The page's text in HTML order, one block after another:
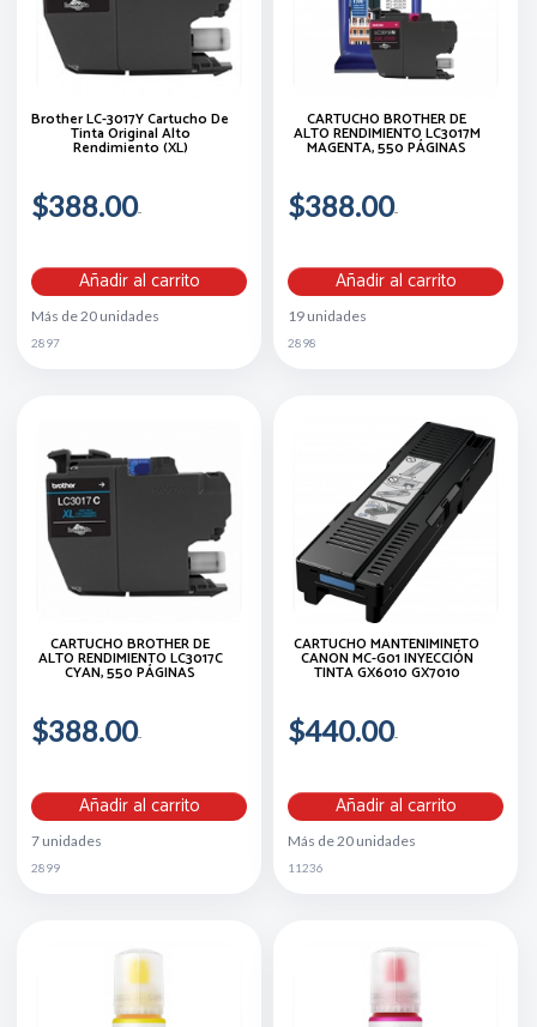
Brother LC-3017Y Cartucho De
Tinta Original Alto
Rendimiento (XL)
$388.00
Añadir al carrito
Más de 20 unidades
2897
CARTUCHO BROTHER DE
ALTO RENDIMIENTO LC3017M
MAGENTA, 550 PÁGINAS
$388.00
Añadir al carrito
19 unidades
2898
CARTUCHO BROTHER DE
ALTO RENDIMIENTO LC3017C
CYAN, 550 PÁGINAS
$388.00
Añadir al carrito
7 unidades
2899
CARTUCHO MANTENIMINETO
CANON MC-G01 INYECCIÓN
TINTA GX6010 GX7010
$440.00
Añadir al carrito
Más de 20 unidades
11236